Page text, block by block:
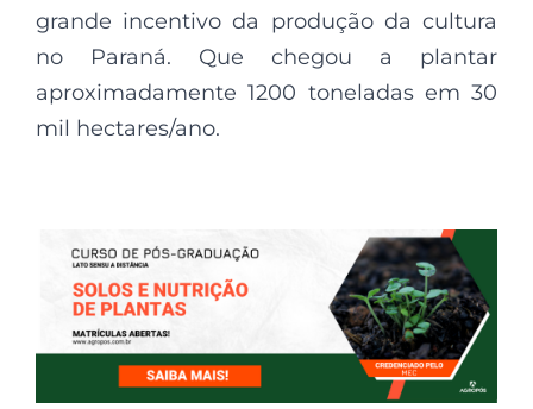
grande incentivo da produção da cultura
no Paraná. Que chegou a plantar
aproximadamente 1200 toneladas em 30
mil hectares/ano.